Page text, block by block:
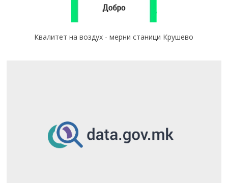
Квалитет на воздух - мерни станици Крушево